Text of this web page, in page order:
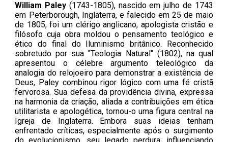
William Paley (1743-1805), nascido em julho de 1743
em Peterborough, Inglaterra, e falecido em 25 de maio
de 1805, foi um clérigo anglicano, apologista cristão e
filósofo cuja obra moldou o pensamento teológico e
ético do final do Iluminismo britânico. Reconhecido
sobretudo por sua "Teologia Natural" (1802), na qual
apresentou o célebre argumento teleológico da
analogia do relojoeiro para demonstrar a existência de
Deus, Paley combinou rigor lógico com uma fé cristã
fervorosa. Sua defesa da providência divina, expressa
na harmonia da criação, aliada a contribuições em ética
utilitarista e apologética, tornou-o uma figura central na
Igreja de Inglaterra. Embora suas ideias tenham
enfrentado críticas, especialmente após o surgimento